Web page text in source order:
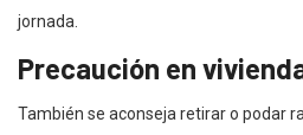
jornada.
Precaución en
También se aconseja retirar o podar